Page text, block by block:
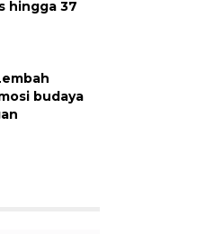
hingga 37
budaya